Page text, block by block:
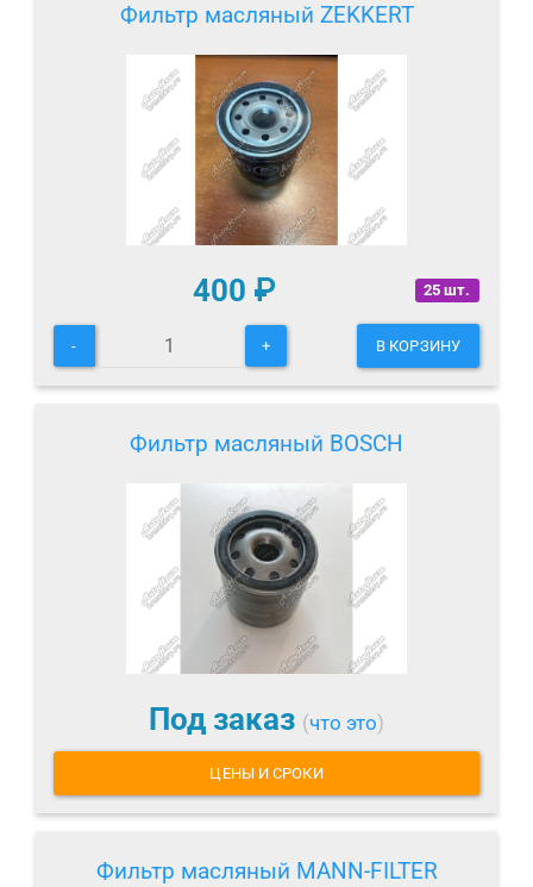
Фильтр масляный ZEKKERT
25 шт.
400 ₽
- + В КОРЗИНУ
Фильтр масляный BOSCH
Под заказ (что это)
ЦЕНЫ И СРОКИ
Фильтр масляный MANN-FILTER